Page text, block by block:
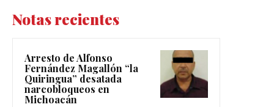
Notas recientes
Arresto de Alfonso
Fernández Magallón “la
Quiringua” desatada
narcobloqueos en
Michoacán